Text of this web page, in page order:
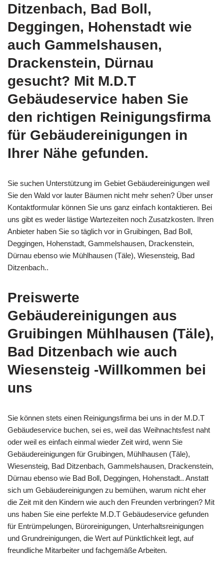
Ditzenbach, Bad Boll,
Deggingen, Hohenstadt wie
auch Gammelshausen,
Drackenstein, Dürnau
gesucht? Mit M.D.T
Gebäudeservice haben Sie
den richtigen Reinigungsfirma
für Gebäudereinigungen in
Ihrer Nähe gefunden.
Sie suchen Unterstützung im Gebiet Gebäudereinigungen weil
Sie den Wald vor lauter Bäumen nicht mehr sehen? Über unser
Kontaktformular können Sie uns ganz einfach kontaktieren. Bei
uns gibt es weder lästige Wartezeiten noch Zusatzkosten. Ihren
Anbieter haben Sie so täglich vor in Gruibingen, Bad Boll,
Deggingen, Hohenstadt, Gammelshausen, Drackenstein,
Dürnau ebenso wie Mühlhausen (Täle), Wiesensteig, Bad
Ditzenbach..
Preiswerte
Gebäudereinigungen aus
Gruibingen Mühlhausen (Täle),
Bad Ditzenbach wie auch
Wiesensteig -Willkommen bei
uns
Sie können stets einen Reinigungsfirma bei uns in der M.D.T
Gebäudeservice buchen, sei es, weil das Weihnachtsfest naht
oder weil es einfach einmal wieder Zeit wird, wenn Sie
Gebäudereinigungen für Gruibingen, Mühlhausen (Täle),
Wiesensteig, Bad Ditzenbach, Gammelshausen, Drackenstein,
Dürnau ebenso wie Bad Boll, Deggingen, Hohenstadt.. Anstatt
sich um Gebäudereinigungen zu bemühen, warum nicht eher
die Zeit mit den Kindern wie auch den Freunden verbringen? Mit
uns haben Sie eine perfekte M.D.T Gebäudeservice gefunden
für Entrümpelungen, Büroreinigungen, Unterhaltsreinigungen
und Grundreinigungen, die Wert auf Pünktlichkeit legt, auf
freundliche Mitarbeiter und fachgemäße Arbeiten.